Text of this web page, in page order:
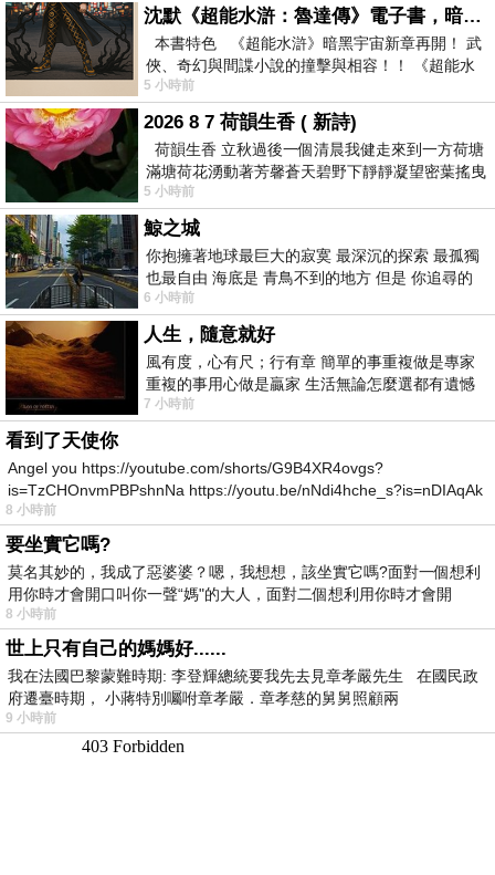
沈默《超能水滸：魯達傳》電子書，暗黑宇宙新章，一一五年八月璀璨上架！
本書特色 《超能水滸》暗黑宇宙新章再開！ 武
俠、奇幻與間諜小說的撞擊與相容！！ 《超能水
滸》系列第四部
5 小時前
2026 8 7 荷韻生香 ( 新詩)
荷韻生香 立秋過後一個清晨我健走來到一方荷塘
滿塘荷花湧動著芳馨蒼天碧野下靜靜凝望密葉搖曳
幽泉中復有蛙鳴嘓嘓水波裡搖曳
5 小時前
鯨之城
你抱擁著地球最巨大的寂寞 最深沉的探索 最孤獨
也最自由 海底是 青鳥不到的地方 但是 你追尋的
幸福 可以比珍珠更
6 小時前
人生，隨意就好
風有度，心有尺；行有章 簡單的事重複做是專家
重複的事用心做是贏家 生活無論怎麼選都有遺憾
所以開心就好 生活不會辜負認真
7 小時前
看到了天使你
Angel you https://youtube.com/shorts/G9B4XR4ovgs?
is=TzCHOnvmPBPshnNa https://youtu.be/nNdi4hche_s?is=nDIAqAk
8 小時前
要坐實它嗎?
莫名其妙的，我成了惡婆婆？嗯，我想想，該坐實它嗎?面對一個想利
用你時才會開口叫你一聲“媽"的大人，面對二個想利用你時才會開
8 小時前
世上只有自己的媽媽好......
我在法國巴黎蒙難時期: 李登輝總統要我先去見章孝嚴先生 在國民政
府遷臺時期， 小蔣特別囑咐章孝嚴．章孝慈的舅舅照顧兩
9 小時前